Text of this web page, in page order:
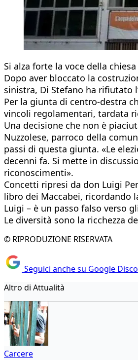
Si alza forte la voce della
Dopo aver bloccato la
sinistra, Di Stefano ha rifiutato
Per la giunta di centro-destra
vincoli regolamentari, tardata
Una decisione che non è
Nuzzolese, parroco della
passi di questa giunta. «Le
decenni fa. Si mette in
riconoscimenti».
Concetti ripresi da don Luigi
libro dei Maccabei, ricordando
Luigi – è un passo falso verso
Le diversità sono la ricchezza
© RIPRODUZIONE RISERVATA
Seguici anche su Google
Altro di Attualità
Carcere